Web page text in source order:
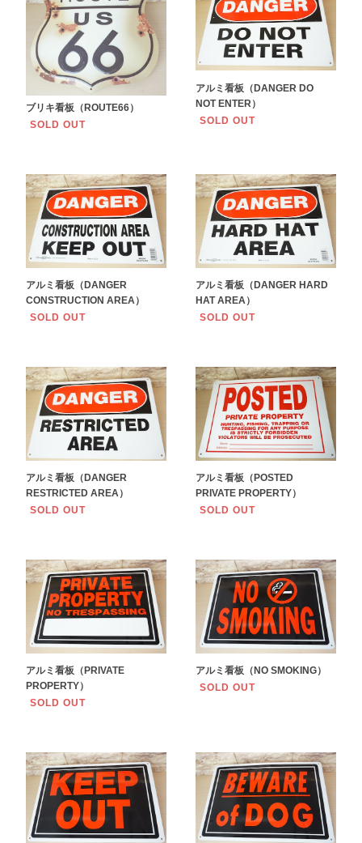
ブリキ看板（ROUTE66）
SOLD OUT
アルミ看板（DANGER DO
NOT ENTER）
SOLD OUT
アルミ看板（DANGER
CONSTRUCTION AREA）
SOLD OUT
アルミ看板（DANGER HARD
HAT AREA）
SOLD OUT
アルミ看板（DANGER
RESTRICTED AREA）
SOLD OUT
アルミ看板（POSTED
PRIVATE PROPERTY）
SOLD OUT
アルミ看板（PRIVATE
PROPERTY）
SOLD OUT
アルミ看板（NO SMOKING）
SOLD OUT